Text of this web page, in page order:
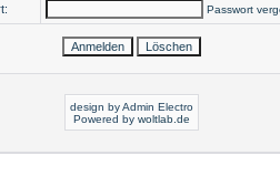
Passwort
design by Admin Electro
Powered by woltlab.de